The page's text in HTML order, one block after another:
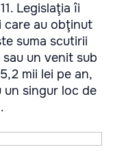
Legislaţia îi
care au obţinut
suma scutirii
un venit sub
mii lei pe an,
un singur loc de